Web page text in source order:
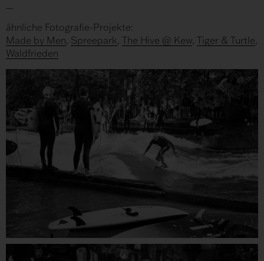
ähnliche Fotografie-Projekte:
Made by Men, Spreepark, The Hive @ Kew, Tiger & Turtle,
Waldfrieden